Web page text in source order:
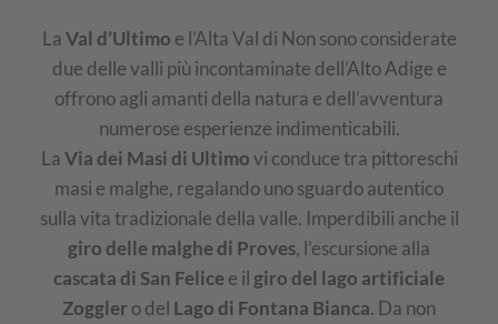
LaVal d’Ultimo e l’Alta Val di Non sono considerate
due delle valli più incontaminate dell’Alto Adige e
offrono agli amanti della natura e dell’avventura
numerose esperienze indimenticabili.
LaVia dei Masi di Ultimovi conduce tra pittoreschi
masi e malghe, regalando uno sguardo autentico
sulla vita tradizionale della valle. Imperdibili anche il
giro delle malghe di Proves, l’escursione alla
cascata di San Felice e il giro del lago artificiale
Zogglero del Lago di Fontana Bianca. Da non